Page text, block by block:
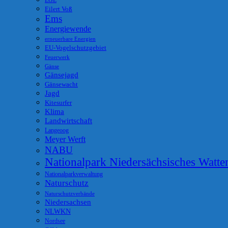
Eilert Voß
Ems
Energiewende
erneuerbare Energien
EU-Vogelschutzgebiet
Feuerwerk
Gänse
Gänsejagd
Gänsewacht
Jagd
Kitesurfer
Klima
Landwirtschaft
Langeoog
Meyer Werft
NABU
Nationalpark Niedersächsisches
Nationalparkverwaltung
Naturschutz
Naturschutzverbände
Niedersachsen
NLWKN
Nordsee